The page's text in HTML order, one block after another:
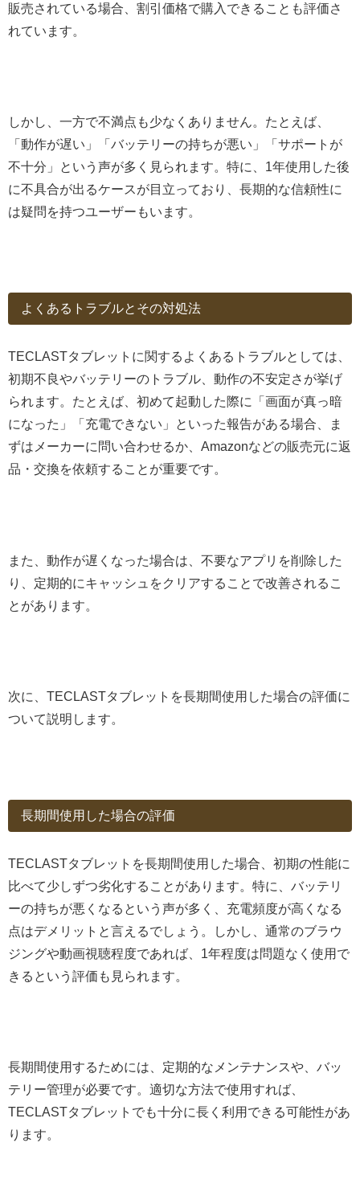
販売されている場合、割引価格で購入できることも評価さ
れています。
しかし、一方で不満点も少なくありません。たとえば、
「動作が遅い」「バッテリーの持ちが悪い」「サポートが
不十分」という声が多く見られます。特に、1年使用した後
に不具合が出るケースが目立っており、長期的な信頼性に
は疑問を持つユーザーもいます。
よくあるトラブルとその対処法
TECLASTタブレットに関するよくあるトラブルとしては、
初期不良やバッテリーのトラブル、動作の不安定さが挙げ
られます。たとえば、初めて起動した際に「画面が真っ暗
になった」「充電できない」といった報告がある場合、ま
ずはメーカーに問い合わせるか、Amazonなどの販売元に返
品・交換を依頼することが重要です。
また、動作が遅くなった場合は、不要なアプリを削除した
り、定期的にキャッシュをクリアすることで改善されるこ
とがあります。
次に、TECLASTタブレットを長期間使用した場合の評価に
ついて説明します。
長期間使用した場合の評価
TECLASTタブレットを長期間使用した場合、初期の性能に
比べて少しずつ劣化することがあります。特に、バッテリ
ーの持ちが悪くなるという声が多く、充電頻度が高くなる
点はデメリットと言えるでしょう。しかし、通常のブラウ
ジングや動画視聴程度であれば、1年程度は問題なく使用で
きるという評価も見られます。
長期間使用するためには、定期的なメンテナンスや、バッ
テリー管理が必要です。適切な方法で使用すれば、
TECLASTタブレットでも十分に長く利用できる可能性があ
ります。